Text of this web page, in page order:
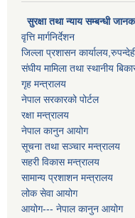
सुरक्षा तथा न्याय सम्बन्धी
वृत्ति मार्गनिर्देशन
जिल्ला प्रशासन
संघीय मामिला तथा स्थानीय
गृह मन्त्रालय
नेपाल सरकारको पोर्टल
रक्षा मन्त्रालय
नेपाल कानुन आयोग
सूचना तथा सञ्चार मन्त्रालय
सहरी विकास मन्त्रालय
सामान्य प्रशाशन मन्त्रालय
लोक सेवा आयोग
आयोग--- नेपाल कानुन आयोग